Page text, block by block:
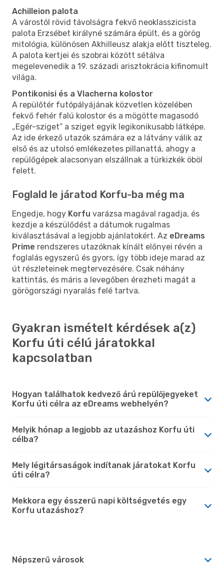
Achilleion palota
A várostól rövid távolságra fekvő neoklasszicista
palota Erzsébet királyné számára épült, és a görög
mitológia, különösen Akhilleusz alakja előtt tiszteleg.
A palota kertjei és szobrai között sétálva
megelevenedik a 19. századi arisztokrácia kifinomult
világa.
Pontikonisi és a Vlacherna kolostor
A repülőtér futópályájának közvetlen közelében
fekvő fehér falú kolostor és a mögötte magasodó
„Egér-sziget” a sziget egyik legikonikusabb látképe.
Az ide érkező utazók számára ez a látvány válik az
első és az utolsó emlékezetes pillanattá, ahogy a
repülőgépek alacsonyan elszállnak a türkizkék öböl
felett.
Foglald le járatod Korfu-ba még ma
Engedje, hogy Korfu varázsa magával ragadja, és
kezdje a készülődést a dátumok rugalmas
kiválasztásával a legjobb ajánlatokért. Az eDreams
Prime rendszeres utazóknak kínált előnyei révén a
foglalás egyszerű és gyors, így több ideje marad az
út részleteinek megtervezésére. Csak néhány
kattintás, és máris a levegőben érezheti magát a
görögországi nyaralás felé tartva.
Gyakran ismételt kérdések a(z)
Korfu úti célú járatokkal
kapcsolatban
Hogyan találhatok kedvező árú repülőjegyeket
Korfu úti célra az eDreams webhelyén?
Melyik hónap a legjobb az utazáshoz Korfu úti
célba?
Mely légitársaságok indítanak járatokat Korfu
úti célra?
Mekkora egy ésszerű napi költségvetés egy
Korfu utazáshoz?
Népszerű városok